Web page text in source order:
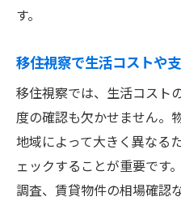
知る
移住現地視察前
移住相談窓口の
移住視察時に聞
用法
す。
移住視察で生活コストや
移住視察では、生活コスト
度の確認も欠かせません。
地域によって大きく異なる
ェックすることが重要です
調査、賃貸物件の相場確認